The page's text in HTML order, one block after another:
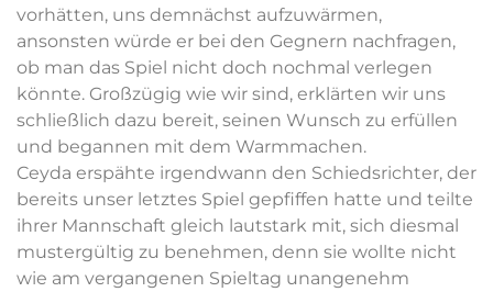
vorhätten, uns demnächst aufzuwärmen,
ansonsten würde er bei den Gegnern nachfragen,
ob man das Spiel nicht doch nochmal verlegen
könnte. Großzügig wie wir sind, erklärten wir uns
schließlich dazu bereit, seinen Wunsch zu erfüllen
und begannen mit dem Warmmachen.
Ceyda erspähte irgendwann den Schiedsrichter, der
bereits unser letztes Spiel gepfiffen hatte und teilte
ihrer Mannschaft gleich lautstark mit, sich diesmal
mustergültig zu benehmen, denn sie wollte nicht
wie am vergangenen Spieltag unangenehm